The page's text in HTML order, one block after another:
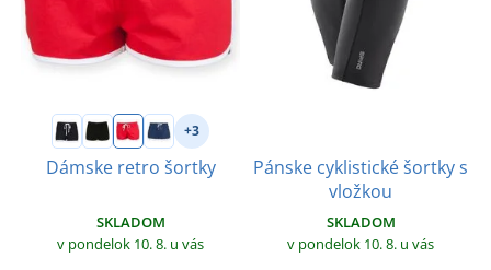
+3
Dámske retro šortky
SKLADOM
v pondelok 10. 8. u vás
Pánske cyklistické šortky s
vložkou
SKLADOM
v pondelok 10. 8. u vás